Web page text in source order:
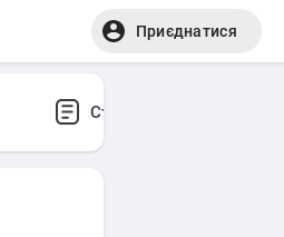
Приєднатися
Статті